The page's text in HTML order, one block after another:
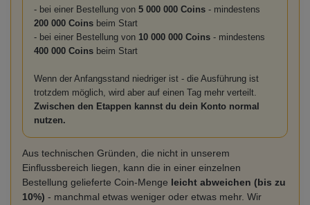
- bei einer Bestellung von 5 000 000 Coins - mindestens
200 000 Coins beim Start
- bei einer Bestellung von 10 000 000 Coins - mindestens
400 000 Coins beim Start
Wenn der Anfangsstand niedriger ist - die Ausführung ist
trotzdem möglich, wird aber auf einen Tag mehr verteilt.
Zwischen den Etappen kannst du dein Konto normal
nutzen.
Aus technischen Gründen, die nicht in unserem
Einflussbereich liegen, kann die in einer einzelnen
Bestellung gelieferte Coin-Menge leicht abweichen (bis zu
10%) - manchmal etwas weniger oder etwas mehr. Wir